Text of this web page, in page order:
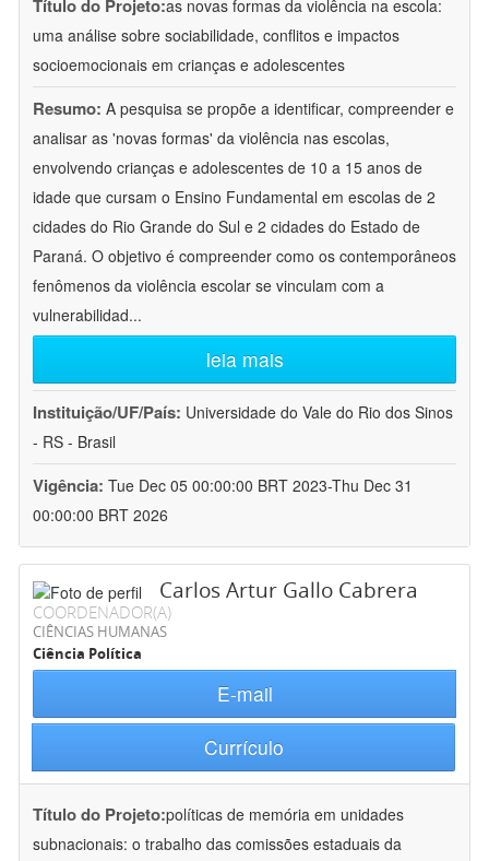
Título do Projeto:as novas formas da violência na escola:
uma análise sobre sociabilidade, conflitos e impactos
socioemocionais em crianças e adolescentes
Resumo: A pesquisa se propõe a identificar, compreender e
analisar as 'novas formas' da violência nas escolas,
envolvendo crianças e adolescentes de 10 a 15 anos de
idade que cursam o Ensino Fundamental em escolas de 2
cidades do Rio Grande do Sul e 2 cidades do Estado de
Paraná. O objetivo é compreender como os contemporâneos
fenômenos da violência escolar se vinculam com a
vulnerabilidad...
leia mais
Instituição/UF/País: Universidade do Vale do Rio dos Sinos
- RS - Brasil
Vigência: Tue Dec 05 00:00:00 BRT 2023-Thu Dec 31
00:00:00 BRT 2026
Carlos Artur Gallo Cabrera
COORDENADOR(A)
CIÊNCIAS HUMANAS
Ciência Política
E-mail
Currículo
Título do Projeto:políticas de memória em unidades
subnacionais: o trabalho das comissões estaduais da